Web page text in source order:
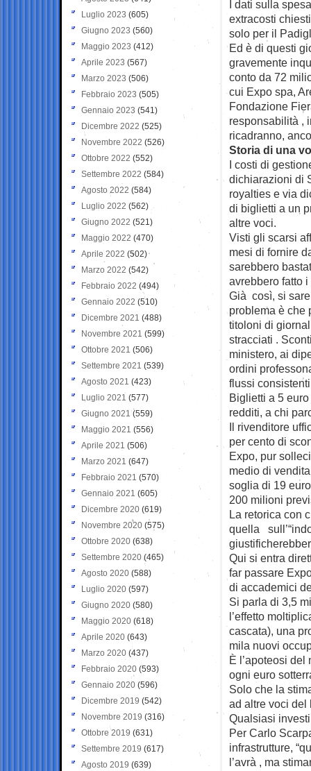
I dati sulla
extracosti
solo per il
Ed è di questi
gravemente
conto da 72
cui Expo spa,
Fondazione
responsabilità ,
ricadranno,
Storia di una
I costi di
dichiarazioni di
royalties e via
di biglietti a un
altre voci.
Visti gli scarsi
mesi di fornire
sarebbero
avrebbero fatto
Già così, si
problema è che
titoloni di
stracciati .
ministero, ai
ordini
flussi
Biglietti a 5
redditi, a chi
Il rivenditore
per cento di
Expo, pur
medio di
soglia di 19
200 milioni
La retorica con
quella
Qui si entra
far passare
di accademici
Si parla di 3,5
l’effetto
cascata), una
mila nuovi
È l’apoteosi
ogni euro
Solo che la
ad altre voci
Qualsiasi
Per Carlo
infrastrutture,
l’avrà , ma
Luglio 2023 (605)
Giugno 2023 (560)
Maggio 2023 (412)
Aprile 2023 (567)
Marzo 2023 (506)
Febbraio 2023 (505)
Gennaio 2023 (541)
Dicembre 2022 (525)
Novembre 2022 (526)
Ottobre 2022 (552)
Settembre 2022 (584)
Agosto 2022 (584)
Luglio 2022 (562)
Giugno 2022 (521)
Maggio 2022 (470)
Aprile 2022 (502)
Marzo 2022 (542)
Febbraio 2022 (494)
Gennaio 2022 (510)
Dicembre 2021 (488)
Novembre 2021 (599)
Ottobre 2021 (506)
Settembre 2021 (539)
Agosto 2021 (423)
Luglio 2021 (577)
Giugno 2021(559)
Maggio 2021 (556)
Aprile 2021 (506)
Marzo 2021 (647)
Febbraio 2021 (570)
Gennaio 2021 (605)
Dicembre 2020 (619)
Novembre 2020 (575)
Ottobre 2020 (638)
Settembre 2020(465)
Agosto 2020 (588)
Luglio 2020 (597)
Giugno 2020 (580)
Maggio 2020 (618)
Aprile 2020 (643)
Marzo 2020 (437)
Febbraio 2020 (593)
Gennaio 2020 (596)
Dicembre 2019 (542)
Novembre 2019 (316)
Ottobre 2019 (631)
Settembre 2019 (617)
Agosto 2019 (639)